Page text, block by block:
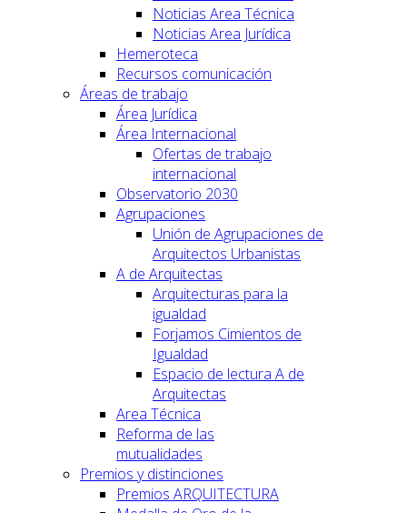
Noticias Area Técnica
Noticias Area Jurídica
Hemeroteca
Recursos comunicación
Áreas de trabajo
Área Jurídica
Área Internacional
Ofertas de trabajo
internacional
Observatorio 2030
Agrupaciones
Unión de Agrupaciones de
Arquitectos Urbanistas
A de Arquitectas
Arquitecturas para la
igualdad
Forjamos Cimientos de
Igualdad
Espacio de lectura A de
Arquitectas
Area Técnica
Reforma de las
mutualidades
Premios y distinciones
Premios ARQUITECTURA